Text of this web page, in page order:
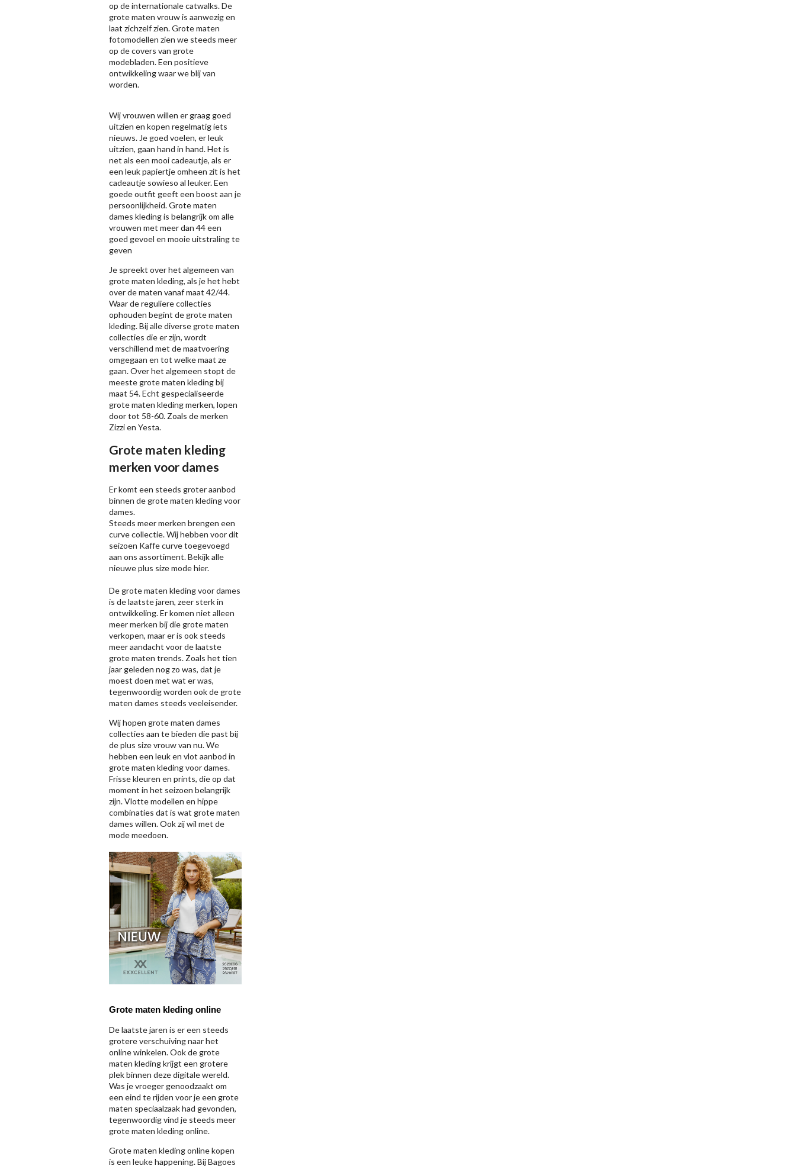
op de internationale catwalks. De
grote maten vrouw is aanwezig en
laat zichzelf zien. Grote maten
fotomodellen zien we steeds meer
op de covers van grote
modebladen. Een positieve
ontwikkeling waar we blij van
worden.
Wij vrouwen willen er graag goed
uitzien en kopen regelmatig iets
nieuws. Je goed voelen, er leuk
uitzien, gaan hand in hand. Het is
net als een mooi cadeautje, als er
een leuk papiertje omheen zit is het
cadeautje sowieso al leuker. Een
goede outfit geeft een boost aan je
persoonlijkheid. Grote maten
dames kleding is belangrijk om alle
vrouwen met meer dan 44 een
goed gevoel en mooie uitstraling te
geven
Je spreekt over het algemeen van
grote maten kleding, als je het hebt
over de maten vanaf maat 42/44.
Waar de reguliere collecties
ophouden begint de grote maten
kleding. Bij alle diverse grote maten
collecties die er zijn, wordt
verschillend met de maatvoering
omgegaan en tot welke maat ze
gaan. Over het algemeen stopt de
meeste grote maten kleding bij
maat 54. Echt gespecialiseerde
grote maten kleding merken, lopen
door tot 58-60. Zoals de merken
Zizzien Yesta.
Grote maten kleding
merken voor dames
Er komt een steeds groter aanbod
binnen de grote maten kleding voor
dames.
Steeds meer merken brengen een
curve collectie. Wij hebben voor dit
seizoen Kaffecurve toegevoegd
aan ons assortiment. Bekijk alle
nieuweplus size modehier.
De grote maten kleding voor dames
is de laatste jaren, zeer sterk in
ontwikkeling. Er komen niet alleen
meer merken bij die grote maten
verkopen, maar er is ook steeds
meer aandacht voor de laatste
grote maten trends. Zoals het tien
jaar geleden nog zo was, dat je
moest doen met wat er was,
tegenwoordig worden ook de grote
maten dames steeds veeleisender.
Wij hopen grote maten dames
collecties aan te bieden die past bij
de plus size vrouw van nu. We
hebben een leuk en vlot aanbod in
grote maten kleding voor dames.
Frisse kleuren en prints, die op dat
moment in het seizoen belangrijk
zijn. Vlotte modellen en hippe
combinaties dat is wat grote maten
dames willen. Ook zij wil met de
mode meedoen.
Grote maten kleding online
De laatste jaren is er een steeds
grotere verschuiving naar het
online winkelen. Ook de grote
maten kleding krijgt een grotere
plek binnen deze digitale wereld.
Was je vroeger genoodzaakt om
een eind te rijden voor je een grote
maten speciaalzaak had gevonden,
tegenwoordig vind je steeds meer
grote maten kleding online.
Grote maten kleding online kopen
is een leuke happening. Bij Bagoes